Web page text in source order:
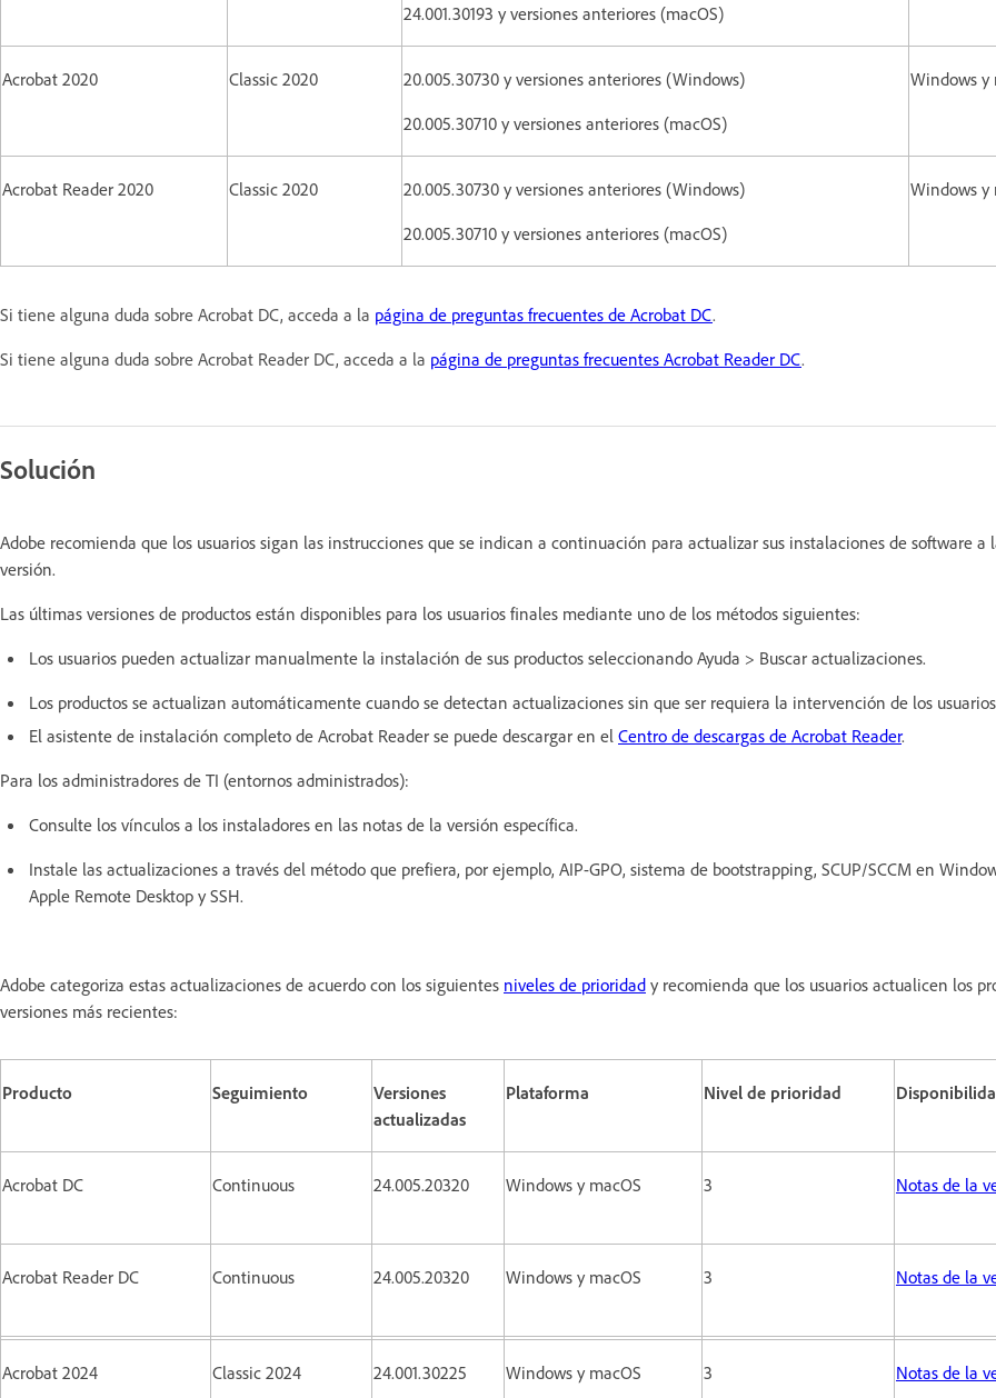
24.001.30193 y versiones anteriores (macOS)
Acrobat 2020 Classic 2020
20.005.30730 y versiones anteriores (Windows)
20.005.30710 y versiones anteriores (macOS)
Windows y
Acrobat Reader 2020 Classic 2020
20.005.30730 y versiones anteriores (Windows)
20.005.30710 y versiones anteriores (macOS)
Windows y
Si tiene alguna duda sobre Acrobat DC, acceda a la página de preguntas frecuentes de Acrobat DC.
Si tiene alguna duda sobre Acrobat Reader DC, acceda a la página de preguntas frecuentes Acrobat Reader DC.
Solución
Adobe recomienda que los usuarios sigan las instrucciones que se indican a continuación para actualizar sus instalaciones de software a
versión.
Las últimas versiones de productos están disponibles para los usuarios finales mediante uno de los métodos siguientes:
Los usuarios pueden actualizar manualmente la instalación de sus productos seleccionando Ayuda > Buscar actualizaciones.
Los productos se actualizan automáticamente cuando se detectan actualizaciones sin que ser requiera la intervención de los
El asistente de instalación completo de Acrobat Reader se puede descargar en el Centro de descargas de Acrobat Reader.
Para los administradores de TI (entornos administrados):
Consulte los vínculos a los instaladores en las notas de la versión específica.
Instale las actualizaciones a través del método que prefiera, por ejemplo, AIP-GPO, sistema de bootstrapping, SCUP/SCCM en
Apple Remote Desktop y SSH.
Adobe categoriza estas actualizaciones de acuerdo con los siguientes niveles de prioridad y recomienda que los usuarios actualicen los
versiones más recientes:
Producto Seguimiento
Versiones
actualizadas
Plataforma Nivel de prioridad
Acrobat DC Continuous 24.005.20320 Windows y macOS 3 Notas de la
Acrobat Reader DC Continuous 24.005.20320 Windows y macOS 3 Notas de la
Acrobat 2024 Classic 2024 24.001.30225 Windows y macOS 3 Notas de la